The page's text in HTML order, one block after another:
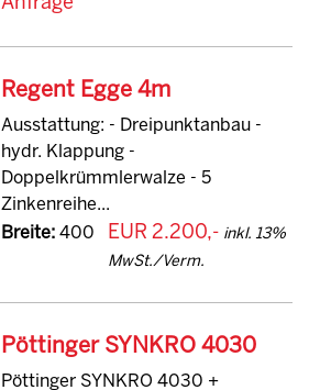
Regent Egge 4m
Ausstattung: - Dreipunktanbau -
hydr. Klappung -
Doppelkrümmlerwalze - 5
Zinkenreihe...
Breite:400 EUR 2.200,- inkl. 13%
MwSt./Verm.
Pöttinger SYNKRO 4030
Pöttinger SYNKRO 4030 +